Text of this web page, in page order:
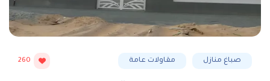
صباغ منازل مقاولات عامة 260